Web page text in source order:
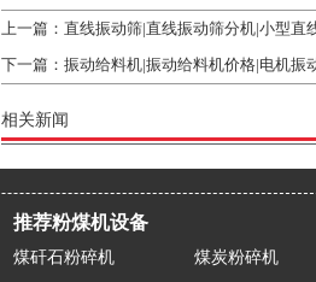
上一篇： 直线振动筛|直线振动筛分机|小型直
下一篇： 振动给料机|振动给料机价格|电机振
相关新闻
推荐粉煤机设备
煤矸石粉碎机 煤炭粉碎机